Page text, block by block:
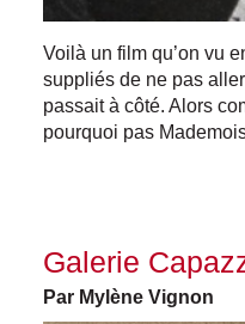
Voilà un film qu’on vu
suppliés de ne pas
passait à côté. Alors
pourquoi pas
Galerie
Par Mylène Vignon